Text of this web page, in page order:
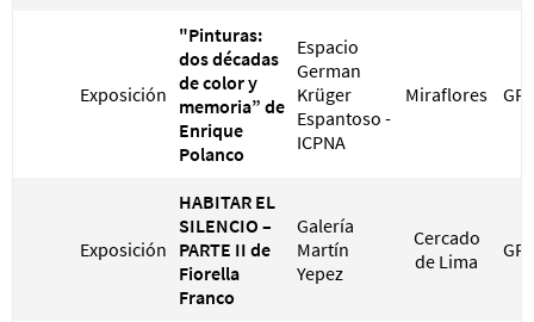
Exposición
"Pinturas:
dos décadas
de color y
memoria” de
Enrique
Polanco
Espacio
German
Krüger
Espantoso -
ICPNA
Miraflores
Exposición
HABITAR EL
SILENCIO –
PARTE II de
Fiorella
Franco
Galería
Martín
Yepez
Cercado
de Lima